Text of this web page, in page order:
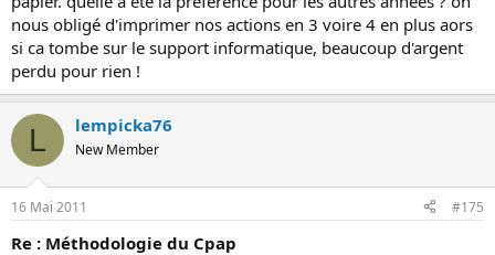
nous obligé d'imprimer nos actions en 3 voire 4 en plus aors
si ca tombe sur le support informatique, beaucoup d'argent
perdu pour rien !
L lempicka76
New Member
16 Mai 2011 #175
Re : Méthodologie du Cpap